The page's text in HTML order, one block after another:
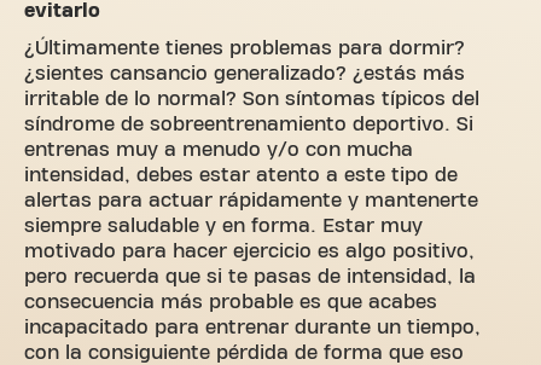
evitarlo
¿Últimamente tienes problemas para dormir?
¿sientes cansancio generalizado? ¿estás más
irritable de lo normal? Son síntomas típicos del
síndrome de sobreentrenamiento deportivo. Si
entrenas muy a menudo y/o con mucha
intensidad, debes estar atento a este tipo de
alertas para actuar rápidamente y mantenerte
siempre saludable y en forma. Estar muy
motivado para hacer ejercicio es algo positivo,
pero recuerda que si te pasas de intensidad, la
consecuencia más probable es que acabes
incapacitado para entrenar durante un tiempo,
con la consiguiente pérdida de forma que eso